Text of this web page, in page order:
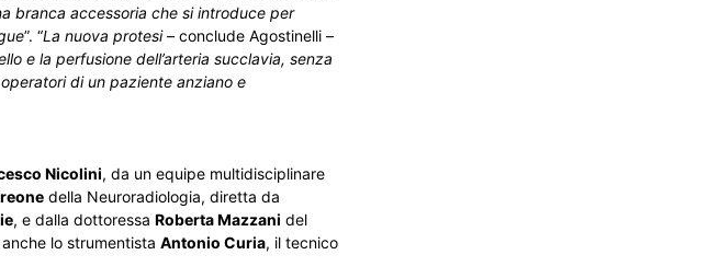
branca accessoria che si introduce per
”. “La nuova protesi– conclude Agostinelli –
e la perfusione dell’arteria succlavia, senza
di un paziente anziano e
Nicolini, da un equipe multidisciplinare
della Neuroradiologia, diretta da
, e dalla dottoressa Roberta Mazzani del
lo strumentista Antonio Curia, il tecnico